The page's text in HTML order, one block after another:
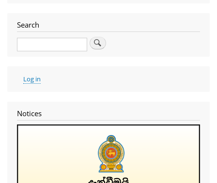
Search
User
account
Log in
Notices